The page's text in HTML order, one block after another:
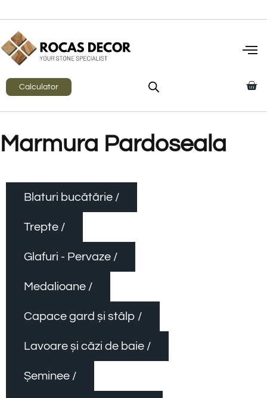
Calculator
Marmura Pardoseala
Blaturi bucătărie /
Trepte /
Glafuri - Pervaze /
Medalioane /
Capace gard și stâlp /
Lavoare și căzi de baie /
Șeminee /